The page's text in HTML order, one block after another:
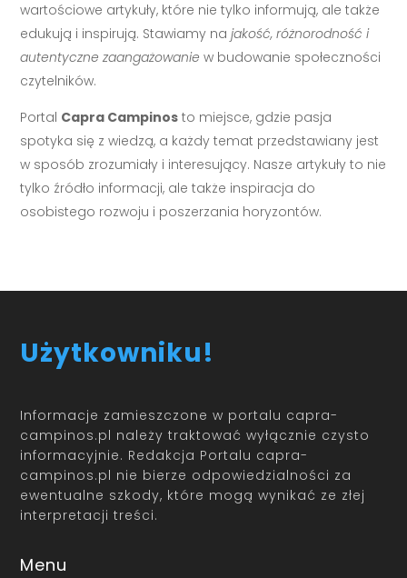
wartościowe artykuły, które nie tylko informują, ale także
edukują i inspirują. Stawiamy najakość, różnorodność i
autentyczne zaangażowanie w budowanie społeczności
czytelników.
Portal Capra Campinos to miejsce, gdzie pasja
spotyka się z wiedzą, a każdy temat przedstawiany jest
w sposób zrozumiały i interesujący. Nasze artykuły to nie
tylko źródło informacji, ale także inspiracja do
osobistego rozwoju i poszerzania horyzontów.
Użytkowniku!
Informacje zamieszczone w portalu capra-
campinos.pl należy traktować wyłącznie czysto
informacyjnie. Redakcja Portalu capra-
campinos.pl nie bierze odpowiedzialności za
ewentualne szkody, które mogą wynikać ze złej
interpretacji treści.
Menu